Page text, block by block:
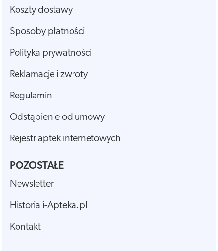
Koszty dostawy
Sposoby płatności
Polityka prywatności
Reklamacje i zwroty
Regulamin
Odstąpienie od umowy
Rejestr aptek internetowych
POZOSTAŁE
Newsletter
Historia i-Apteka.pl
Kontakt